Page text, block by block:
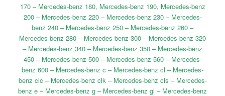
170 – Mercedes-benz 180, Mercedes-benz 190, Mercedes-benz
200 – Mercedes-benz 220 – Mercedes-benz 230 – Mercedes-
benz 240 – Mercedes-benz 250 – Mercedes-benz 260 –
Mercedes-benz 280 – Mercedes-benz 300 – Mercedes-benz 320
– Mercedes-benz 340 – Mercedes-benz 350 – Mercedes-benz
450 – Mercedes-benz 500 – Mercedes-benz 560 – Mercedes-
benz 600 – Mercedes-benz c – Mercedes-benz cl – Mercedes-
benz clc – Mercedes-benz clk – Mercedes-benz cls – Mercedes-
benz e – Mercedes-benz g – Mercedes-benz gl – Mercedes-benz